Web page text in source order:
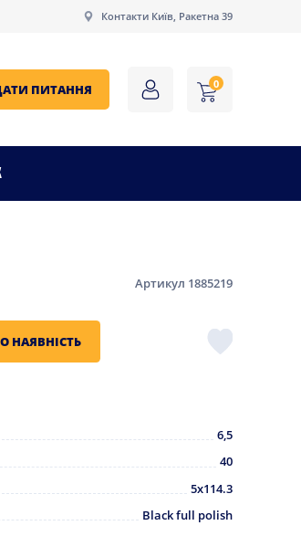
Контакти Київ, Ракетна 39
ПИТАННЯ 0
Артикул 1885219
НАЯВНІСТЬ
6,5
40
5x114.3
Black full polish